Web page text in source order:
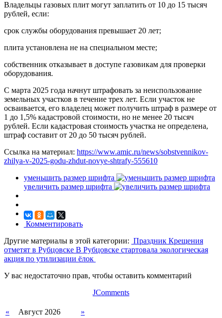
Владельцы газовых плит могут заплатить от 10 до 15 тысяч
рублей, если:
срок службы оборудования превышает 20 лет;
плита установлена не на специальном месте;
собственник отказывает в доступе газовикам для проверки
оборудования.
С марта 2025 года начнут штрафовать за неиспользование
земельных участков в течение трех лет. Если участок не
осваивается, его владелец может получить штраф в размере от
1 до 1,5% кадастровой стоимости, но не менее 20 тысяч
рублей. Если кадастровая стоимость участка не определена,
штраф составит от 20 до 50 тысяч рублей.
Ссылка на материал: https://www.amic.ru/news/sobstvennikov-
zhilya-v-2025-godu-zhdut-novye-shtrafy-555610
уменьшить размер шрифта
увеличить размер шрифта
Комментировать
Другие материалы в этой категории: Праздник Крещения
отметят в Рубцовске В Рубцовске стартовала экологическая
акция по утилизации ёлок
У вас недостаточно прав, чтобы оставить комментарий
JComments
« Август 2026
»